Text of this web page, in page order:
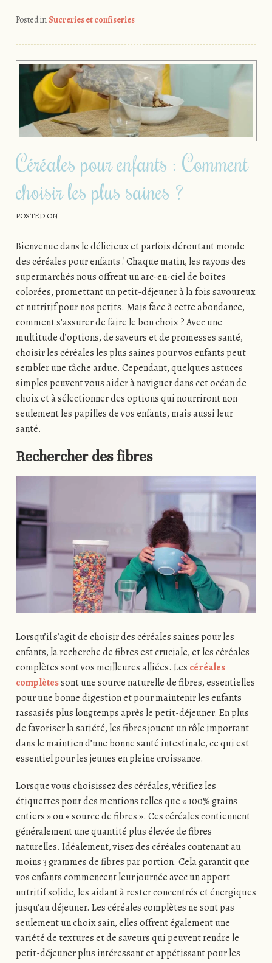
Posted in Sucreries et confiseries
Céréales pour enfants : Comment
choisir les plus saines ?
POSTED ON
Bienvenue dans le délicieux et parfois déroutant monde
des céréales pour enfants ! Chaque matin, les rayons des
supermarchés nous offrent un arc-en-ciel de boîtes
colorées, promettant un petit-déjeuner à la fois savoureux
et nutritif pour nos petits. Mais face à cette abondance,
comment s’assurer de faire le bon choix ? Avec une
multitude d’options, de saveurs et de promesses santé,
choisir les céréales les plus saines pour vos enfants peut
sembler une tâche ardue. Cependant, quelques astuces
simples peuvent vous aider à naviguer dans cet océan de
choix et à sélectionner des options qui nourriront non
seulement les papilles de vos enfants, mais aussi leur
santé.
Rechercher des fibres
Lorsqu’il s’agit de choisir des céréales saines pour les
enfants, la recherche de fibres est cruciale, et les céréales
complètes sont vos meilleures alliées. Les céréales
complètessont une source naturelle de fibres, essentielles
pour une bonne digestion et pour maintenir les enfants
rassasiés plus longtemps après le petit-déjeuner. En plus
de favoriser la satiété, les fibres jouent un rôle important
dans le maintien d’une bonne santé intestinale, ce qui est
essentiel pour les jeunes en pleine croissance.
Lorsque vous choisissez des céréales, vérifiez les
étiquettes pour des mentions telles que « 100% grains
entiers » ou « source de fibres ». Ces céréales contiennent
généralement une quantité plus élevée de fibres
naturelles. Idéalement, visez des céréales contenant au
moins 3 grammes de fibres par portion. Cela garantit que
vos enfants commencent leur journée avec un apport
nutritif solide, les aidant à rester concentrés et énergiques
jusqu’au déjeuner. Les céréales complètes ne sont pas
seulement un choix sain, elles offrent également une
variété de textures et de saveurs qui peuvent rendre le
petit-déjeuner plus intéressant et appétissant pour les